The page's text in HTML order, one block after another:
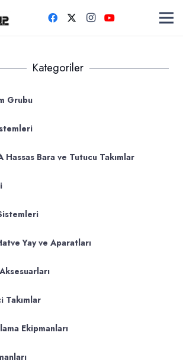
Kategoriler
Grubu
Hassas Bara ve Tutucu Takımlar
Yay ve Aparatları
Takımlar
Ekipmanları